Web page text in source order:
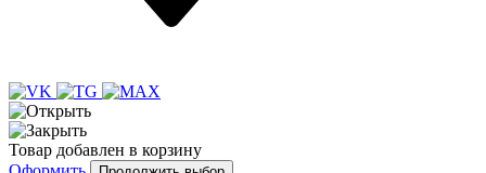
Товар добавлен в корзину